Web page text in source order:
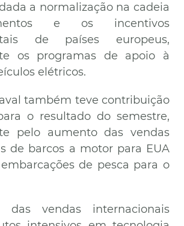
a normalização na cadeia
e os incentivos
de países europeus,
os programas de apoio à
elétricos.
também teve contribuição
o resultado do semestre,
pelo aumento das vendas
de barcos a motor para EUA
de pesca para o
das vendas internacionais